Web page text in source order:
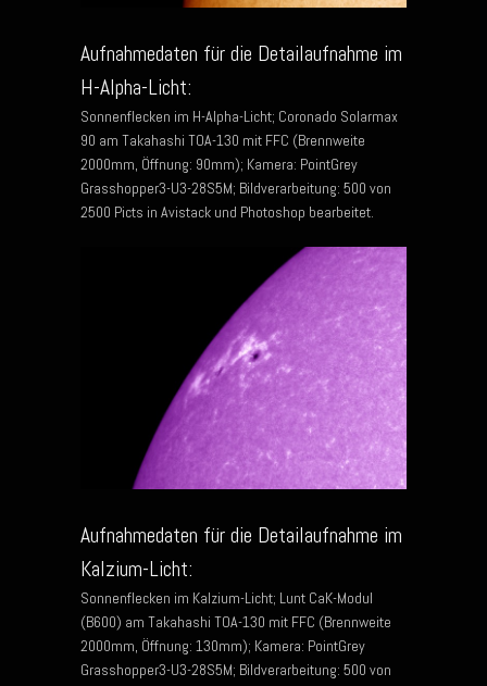
Aufnahmedaten für die Detailaufnahme im
H-Alpha-Licht:
Sonnenflecken im H-Alpha-Licht; Coronado Solarmax
90 am Takahashi TOA-130 mit FFC (Brennweite
2000mm, Öffnung: 90mm); Kamera: PointGrey
Grasshopper3-U3-28S5M; Bildverarbeitung: 500 von
2500 Picts in Avistack und Photoshop bearbeitet.
Aufnahmedaten für die Detailaufnahme im
Kalzium-Licht:
Sonnenflecken im Kalzium-Licht; Lunt CaK-Modul
(B600) am Takahashi TOA-130 mit FFC (Brennweite
2000mm, Öffnung: 130mm); Kamera: PointGrey
Grasshopper3-U3-28S5M; Bildverarbeitung: 500 von